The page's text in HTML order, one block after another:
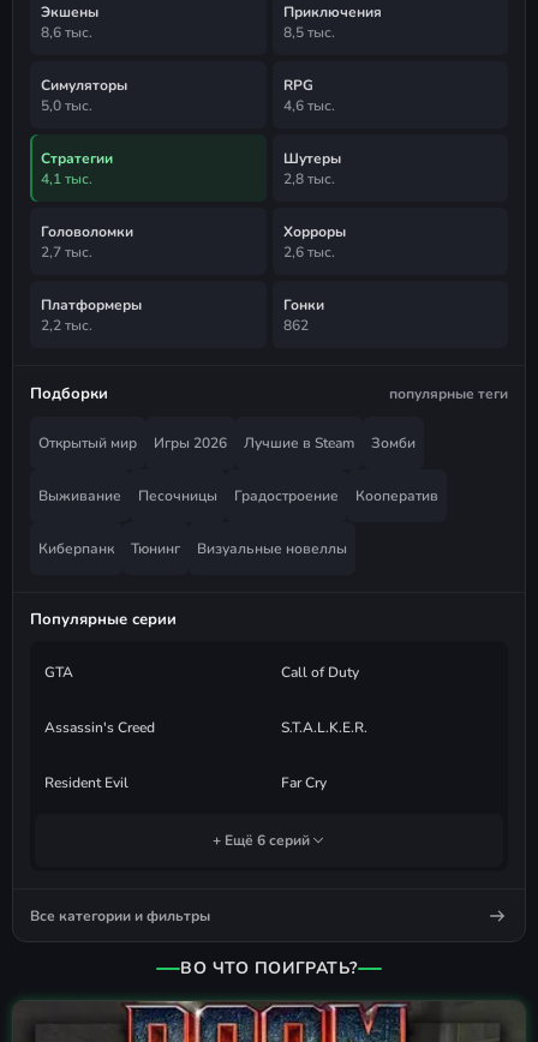
Экшены
8,6 тыс.
Приключения
8,5 тыс.
Симуляторы
5,0 тыс.
RPG
4,6 тыс.
Стратегии
4,1 тыс.
Шутеры
2,8 тыс.
Головоломки
2,7 тыс.
Хорроры
2,6 тыс.
Платформеры
2,2 тыс.
Гонки
862
Подборки популярные теги
Открытый мир Игры 2026 Лучшие в Steam Зомби
Выживание Песочницы Градостроение Кооператив
Киберпанк Тюнинг Визуальные новеллы
Популярные серии
GTA Call of Duty
Assassin's Creed S.T.A.L.K.E.R.
Resident Evil Far Cry
+ Ещё 6 серий
Все категории и фильтры
ВО ЧТО ПОИГРАТЬ?